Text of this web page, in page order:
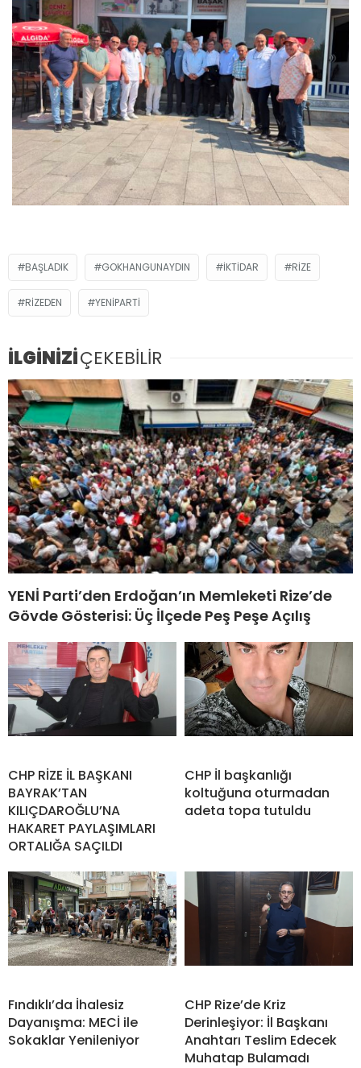
BAŞLADIK GOKHANGUNAYDIN IKTIDAR RIZE
RIZEDEN YENIPARTI
İLGİNİZİÇEKEBİLİR
YENİ Parti’den Erdoğan’ın Memleketi Rize’de
Gövde Gösterisi: Üç İlçede Peş Peşe Açılış
CHP RİZE İL BAŞKANI
BAYRAK’TAN
KILIÇDAROĞLU’NA
HAKARET PAYLAŞIMLARI
ORTALIĞA SAÇILDI
CHP İl başkanlığı
koltuğuna oturmadan
adeta topa tutuldu
Fındıklı’da İhalesiz
Dayanışma: MECİ ile
Sokaklar Yenileniyor
CHP Rize’de Kriz
Derinleşiyor: İl Başkanı
Anahtarı Teslim Edecek
Muhatap Bulamadı